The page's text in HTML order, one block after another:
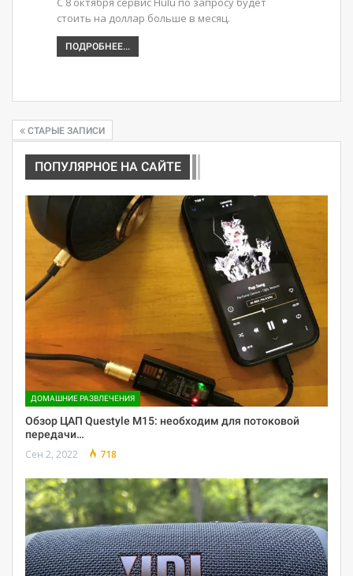
стоить на доллар больше в месяц.
ПОДРОБНЕЕ...
СТАРЫЕ ЗАПИСИ
ПОПУЛЯРНОЕ НА САЙТЕ
ДОМАШНИЕ РАЗВЛЕЧЕНИЯ
Обзор ЦАП Questyle M15: необходим для потоковой
передачи…
Сен 2, 2022 718